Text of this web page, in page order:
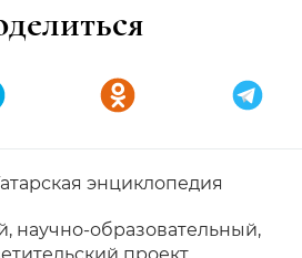
энциклопедия
научно-образовательный,